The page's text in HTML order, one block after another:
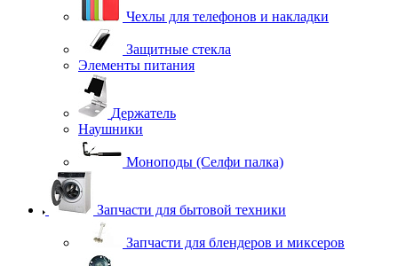
Чехлы для телефонов и накладки
Защитные стекла
Элементы питания
Держатель
Наушники
Моноподы (Селфи палка)
Запчасти для бытовой техники
Запчасти для блендеров и миксеров